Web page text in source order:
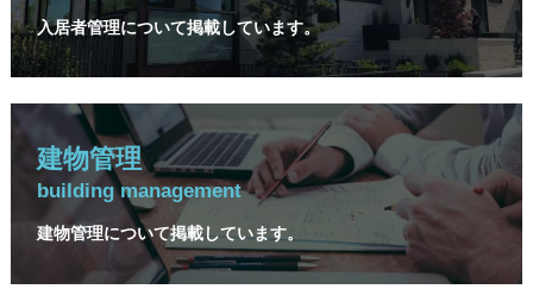
入居者管理について掲載しています。
建物管理
building management
建物管理について掲載しています。